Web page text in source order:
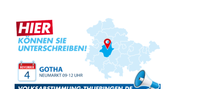
Jetzt aktiv werden!